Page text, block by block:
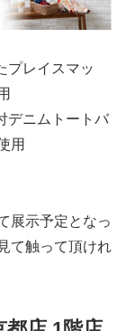
プレイスマッ
デニムトートバ
用
展示予定となっ
て触って頂けれ